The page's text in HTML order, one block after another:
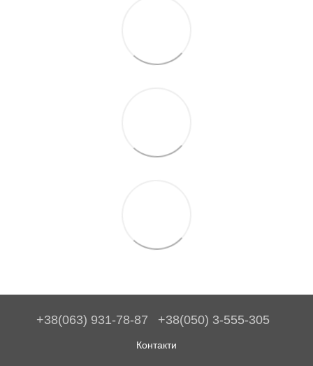
+38(063) 931-78-87 +38(050) 3-555-305
Контакти